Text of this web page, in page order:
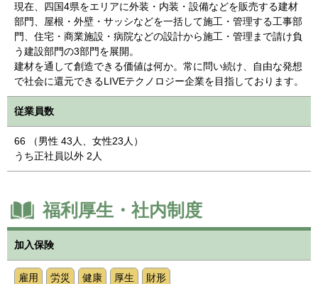
現在、四国4県をエリアに外装・内装・設備などを販売する建材
部門、屋根・外壁・サッシなどを一括して施工・管理する工事部
門、住宅・商業施設・病院などの設計から施工・管理まで請け負
う建設部門の3部門を展開。
建材を通して創造できる価値は何か。常に問い続け、自由な発想
で社会に還元できるLIVEテクノロジー企業を目指しております。
従業員数
66 （男性 43人、女性23人）
うち正社員以外 2人
福利厚生・社内制度
加入保険
雇用 労災 健康 厚生 財形